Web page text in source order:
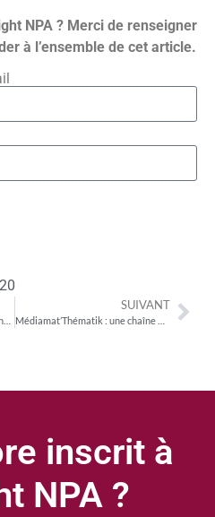
NPA ? Merci de renseigner
à l’ensemble de cet article.
SUIVANT
inscrit à
NPA ?